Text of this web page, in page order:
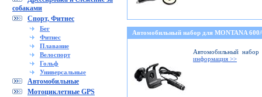
собаками
Спорт, Фитнес
Бег
Фитнес
Плавание
Велоспорт
Гольф
Универсальные
Автомобильные
Мотоциклетные GPS
Автомобильный набор для MONTANA
Автомобильный
информация >>